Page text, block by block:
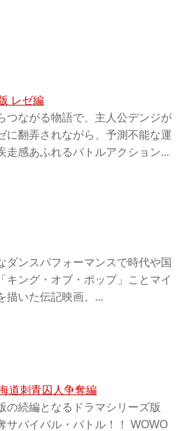
レゼ編
つながる物語で、主人公デンジが
に翻弄されながら、予測不能な運
走感あふれるバトルアクション...
ダンスパフォーマンスで時代や国
キング・オブ・ポップ」ことマイ
描いた伝記映画。...
道刺青囚人争奪編
の続編となるドラマシリーズ版
サバイバル・バトル！！ WOWO